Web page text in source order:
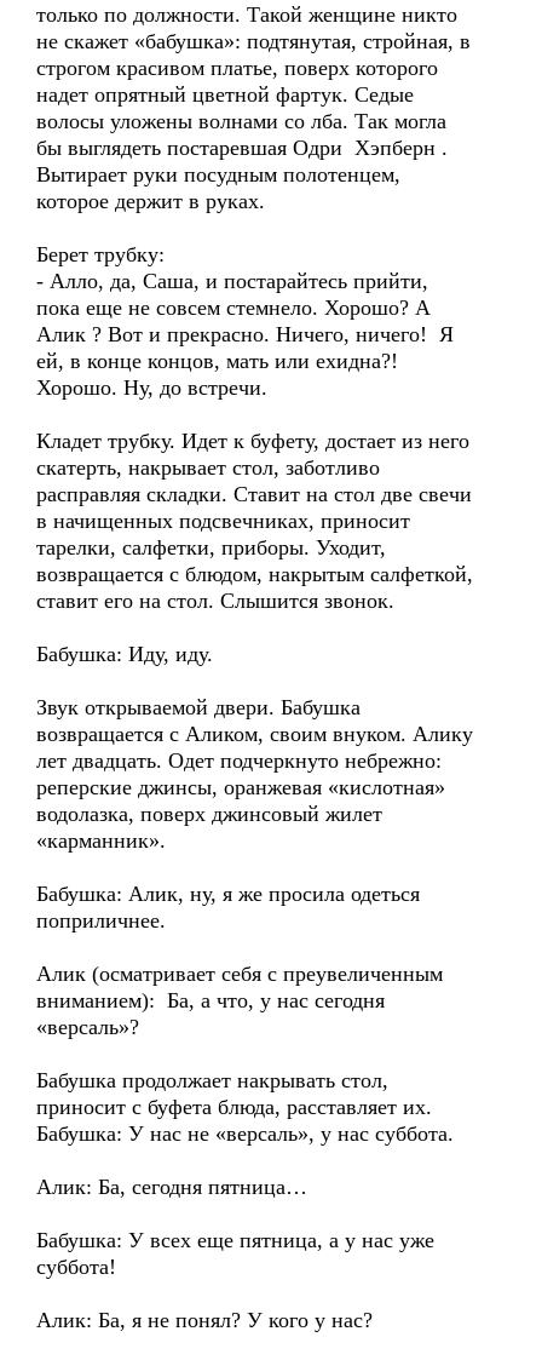
только по должности. Такой женщине никто
не скажет «бабушка»: подтянутая, стройная, в
строгом красивом платье, поверх которого
надет опрятный цветной фартук. Седые
волосы уложены волнами со лба. Так могла
бы выглядеть постаревшая Одри Хэпберн .
Вытирает руки посудным полотенцем,
которое держит в руках.
Берет трубку:
- Алло, да, Саша, и постарайтесь прийти,
пока еще не совсем стемнело. Хорошо? А
Алик ? Вот и прекрасно. Ничего, ничего! Я
ей, в конце концов, мать или ехидна?!
Хорошо. Ну, до встречи.
Кладет трубку. Идет к буфету, достает из него
скатерть, накрывает стол, заботливо
расправляя складки. Ставит на стол две свечи
в начищенных подсвечниках, приносит
тарелки, салфетки, приборы. Уходит,
возвращается с блюдом, накрытым салфеткой,
ставит его на стол. Слышится звонок.
Бабушка: Иду, иду.
Звук открываемой двери. Бабушка
возвращается с Аликом, своим внуком. Алику
лет двадцать. Одет подчеркнуто небрежно:
реперские джинсы, оранжевая «кислотная»
водолазка, поверх джинсовый жилет
«карманник».
Бабушка: Алик, ну, я же просила одеться
поприличнее.
Алик (осматривает себя с преувеличенным
вниманием): Ба, а что, у нас сегодня
«версаль»?
Бабушка продолжает накрывать стол,
приносит с буфета блюда, расставляет их.
Бабушка: У нас не «версаль», у нас суббота.
Алик: Ба, сегодня пятница…
Бабушка: У всех еще пятница, а у нас уже
суббота!
Алик: Ба, я не понял? У кого у нас?